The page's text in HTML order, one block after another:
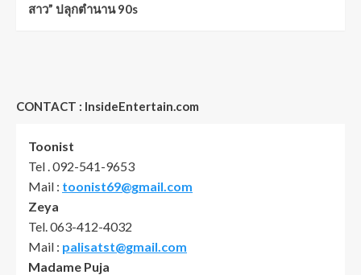
สาว” ปลุกตำนาน 90s
CONTACT : InsideEntertain.com
Toonist
Tel . 092-541-9653
Mail : toonist69@gmail.com
Zeya
Tel. 063-412-4032
Mail : palisatst@gmail.com
Madame Puja